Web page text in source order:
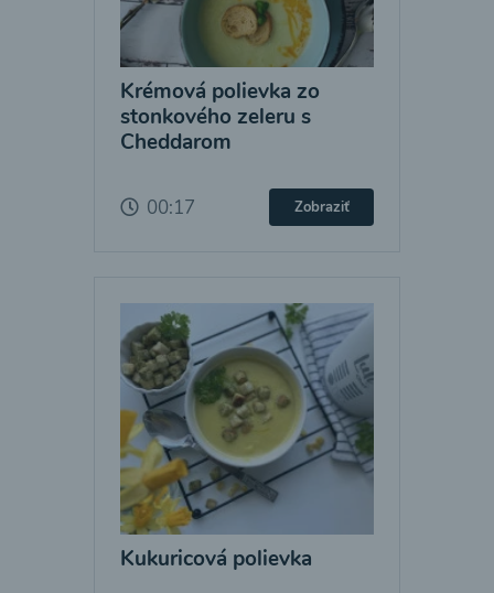
Krémová polievka zo
stonkového zeleru s
Cheddarom
00:17 Zobraziť
Kukuricová polievka